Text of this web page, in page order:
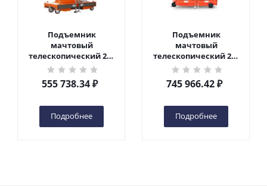
Подъемник
мачтовый
телескопический 200
кг 6 м TOR GTWY6-200S
DC 2-мачтовый
(автономный) (G) в
555 738.34₽
Подробнее
Подъемник
мачтовый
телескопический 200
кг 10 м TOR GTWY10-
200S DC 2-мачтовый
(автономный) (N) в
745 966.42₽
Подробнее